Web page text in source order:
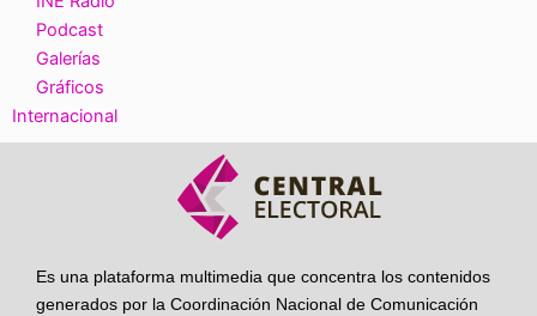
Podcast
Galerías
Gráficos
Internacional
Es una plataforma multimedia que concentra los contenidos
generados por la Coordinación Nacional de Comunicación